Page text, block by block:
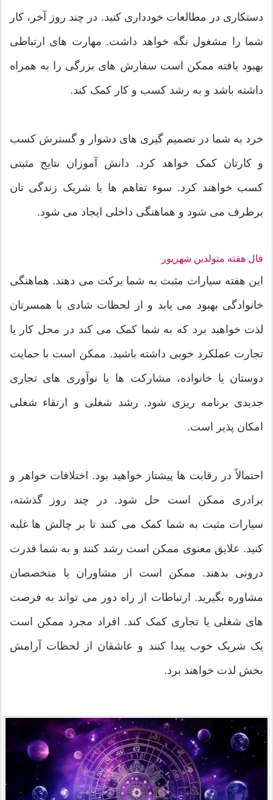
دستکاری در مطالعات خودداری کنید. در چند روز آخر، کار
شما را مشغول نگه خواهد داشت. مهارت های ارتباطی
بهبود یافته ممکن است سفارش های بزرگی را به همراه
داشته باشد و به رشد کسب و کار کمک کند.
خرد به شما در تصمیم گیری های دشوار و گسترش کسب
و کارتان کمک خواهد کرد. دانش آموزان نتایج مثبتی
کسب خواهند کرد. سوء تفاهم ها با شریک زندگی تان
برطرف می شود و هماهنگی داخلی ایجاد می شود.
فال هفته متولدین شهریور
این هفته سیارات مثبت به شما برکت می دهند. هماهنگی
خانوادگی بهبود می یابد و از لحظات شادی با همسرتان
لذت خواهید برد که به شما کمک می کند در محل کار یا
تجارت عملکرد خوبی داشته باشید. ممکن است با حمایت
دوستان یا خانواده، مشارکت ها یا نوآوری های تجاری
جدیدی برنامه ریزی شود. رشد شغلی و ارتقاء شغلی
امکان پذیر است.
احتمالاً در رقابت ها پیشتاز خواهید بود. اختلافات خواهر و
برادری ممکن است حل شود. در چند روز گذشته،
سیارات مثبت به شما کمک می کنند تا بر چالش ها غلبه
کنید. علایق معنوی ممکن است رشد کنند و به شما قدرت
درونی بدهند. ممکن است از مشاوران یا متخصصان
مشاوره بگیرید. ارتباطات از راه دور می تواند به فرصت
های شغلی یا تجاری کمک کند. افراد مجرد ممکن است
یک شریک خوب پیدا کنند و عاشقان از لحظات آرامش
بخش لذت خواهند برد.